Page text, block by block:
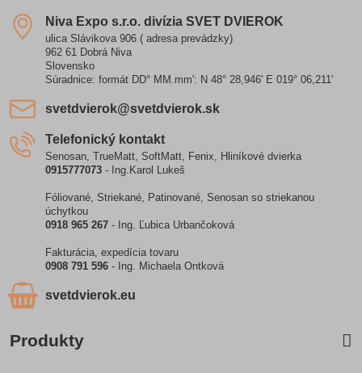
Niva Expo s​.r​.o​. divízia SVET DVIEROK
ulica Slávikova 906 ( adresa prevádzky)
962 61 Dobrá Niva
Slovensko
Súradnice: formát DD° MM.mm': N 48° 28,946' E 019° 06,211'
svetdvierok​@svetdvierok​.sk
Telefonický kontakt
Senosan, TrueMatt, SoftMatt, Fenix, Hliníkové dvierka
0915777073 - Ing.Karol Lukeš
Fóliované, Striekané, Patinované, Senosan so striekanou
úchytkou
0918 965 267 - Ing. Ľubica Urbančoková
Fakturácia, expedícia tovaru
0908 791 596 - Ing. Michaela Ontková
svetdvierok​.eu
Produkty